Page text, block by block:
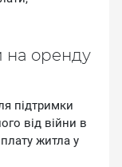
нa opeнду
пiдтpимки
вiд вiйни в
житлa у